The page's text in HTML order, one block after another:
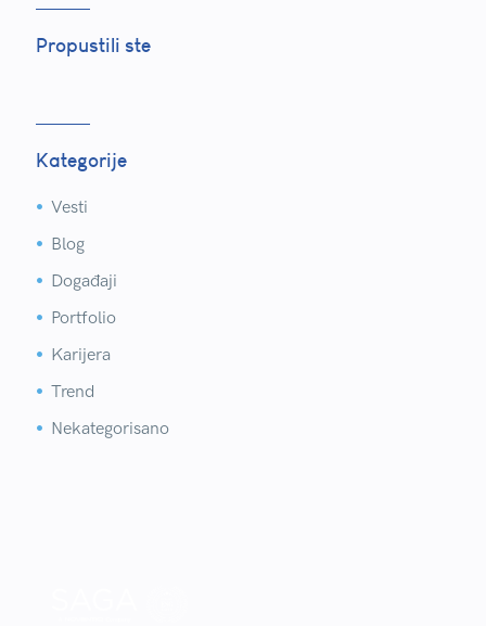
Propustili ste
Kategorije

 Vesti

 Blog

 Događaji

 Portfolio

 Karijera

 Trend

 Nekategorisano